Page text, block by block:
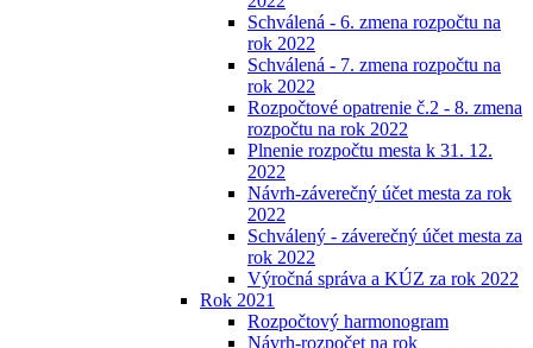
Schválená - 6. zmena rozpočtu na
rok 2022
Schválená - 7. zmena rozpočtu na
rok 2022
Rozpočtové opatrenie č.2 - 8. zmena
rozpočtu na rok 2022
Plnenie rozpočtu mesta k 31. 12.
2022
Návrh-záverečný účet mesta za rok
2022
Schválený - záverečný účet mesta za
rok 2022
Výročná správa a KÚZ za rok 2022
Rok 2021
Rozpočtový harmonogram
Návrh-rozpočet na rok